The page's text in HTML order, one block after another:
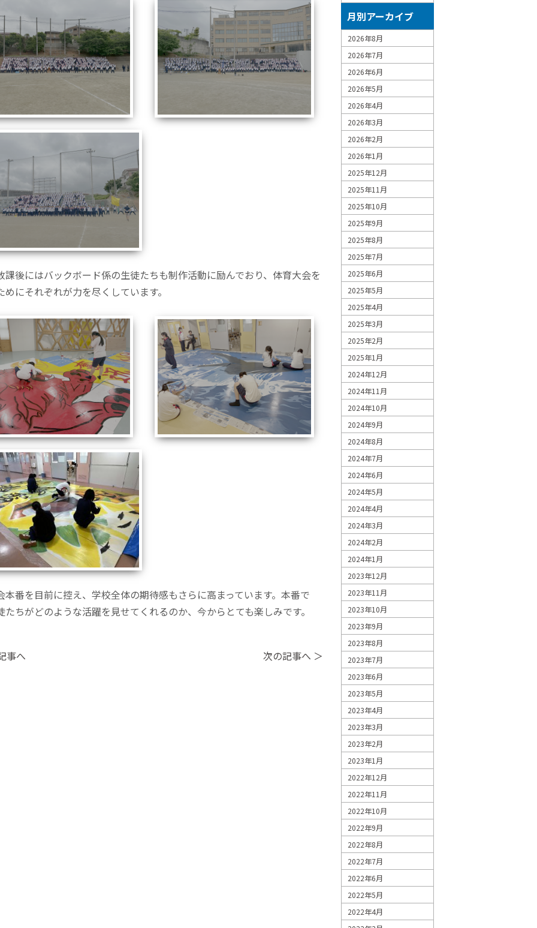
課後にはバックボード係の生徒たちも制作活動に励んでおり、体育大会を
めにそれぞれが力を尽くしています。
本番を目前に控え、学校全体の期待感もさらに高まっています。本番で
たちがどのような活躍を見せてくれるのか、今からとても楽しみです。
事へ 次の記事へ ＞
月別アーカイブ
2026年8月
2026年7月
2026年6月
2026年5月
2026年4月
2026年3月
2026年2月
2026年1月
2025年12月
2025年11月
2025年10月
2025年9月
2025年8月
2025年7月
2025年6月
2025年5月
2025年4月
2025年3月
2025年2月
2025年1月
2024年12月
2024年11月
2024年10月
2024年9月
2024年8月
2024年7月
2024年6月
2024年5月
2024年4月
2024年3月
2024年2月
2024年1月
2023年12月
2023年11月
2023年10月
2023年9月
2023年8月
2023年7月
2023年6月
2023年5月
2023年4月
2023年3月
2023年2月
2023年1月
2022年12月
2022年11月
2022年10月
2022年9月
2022年8月
2022年7月
2022年6月
2022年5月
2022年4月